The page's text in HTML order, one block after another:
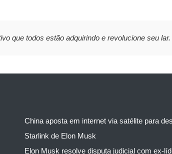
que todos estão adquirindo e revolucione seu
China aposta em internet via satélite para
Starlink de Elon Musk
Elon Musk resolve disputa judicial com ex-